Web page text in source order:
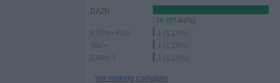
DAZN
76 (97.44%)
ESPN+ Plus
1 (1.28%)
Star+
1 (1.28%)
ESPN 3
1 (1.28%)
Ver ranking completo